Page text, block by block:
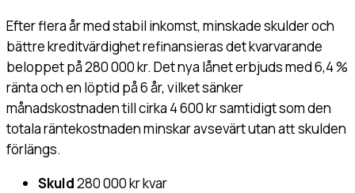
Efter flera år med stabil inkomst, minskade skulder och
bättre kreditvärdighet refinansieras det kvarvarande
beloppet på 280 000 kr. Det nya lånet erbjuds med 6,4 %
ränta och en löptid på 6 år, vilket sänker
månadskostnaden till cirka 4 600 kr samtidigt som den
totala räntekostnaden minskar avsevärt utan att skulden
förlängs.
Skuld280 000 kr kvar